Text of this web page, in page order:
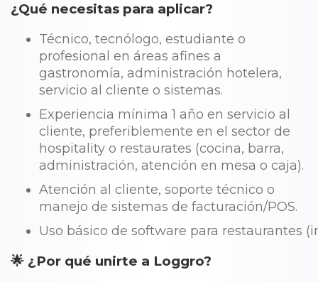
¿Qué necesitas para aplicar?
Técnico, tecnólogo, estudiante o
profesional en áreas afines a
gastronomía, administración hotelera,
servicio al cliente o sistemas.
Experiencia mínima 1 año en servicio al
cliente, preferiblemente en el sector de
hospitality o restaurates (cocina, barra,
administración, atención en mesa o caja).
Atención al cliente, soporte técnico o
manejo de sistemas de facturación/POS.
Uso básico de software para restaurantes
🌟 ¿Por qué unirte a Loggro?